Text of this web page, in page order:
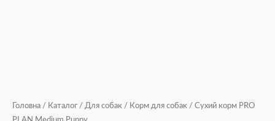
Головна / Каталог / Для собак / Корм для собак / Сухий корм PRO